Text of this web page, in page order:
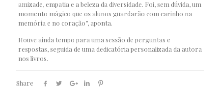
amizade, empatia e a beleza da diversidade. Foi, sem dúvida, um
momento mágico que os alunos guardarão com carinho na
memória e no coração”, aponta.
Houve ainda tempo para uma sessão de perguntas e
respostas, seguida de uma dedicatória personalizada da autora
nos livros.
Share